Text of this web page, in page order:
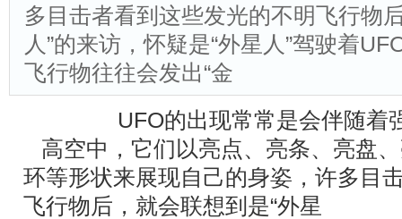
多目击者看到这些发光的不明飞行物
人”的来访，怀疑是“外星人”驾驶着
飞行物往往会发出“金
UFO的出现常常是会伴随着
高空中，它们以亮点、亮条、亮盘
环等形状来展现自己的身姿，许多目
飞行物后，就会联想到是“外星